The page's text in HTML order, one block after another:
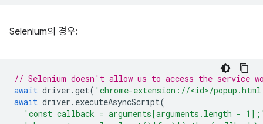
Selenium의 경우:
// Selenium doesn't allow us to access the service
await driver .get( 'chrome-extension://<id>/
await driver . executeAsyncScript(
'const callback = arguments[arguments.length -